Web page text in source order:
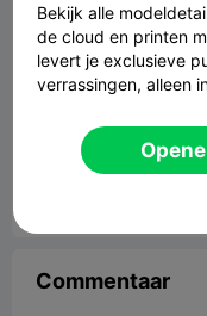
Conejo
4.63MB
Commentaar
Bekijk alle
de cloud en printen
levert je exclusieve
verrassingen, alleen